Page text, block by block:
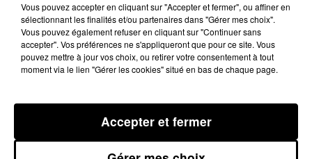
L'Association Moucherel œuvre à la préservation de
mai.
Frédéric Deschamps:
Vous pouvez accepter en cliquant sur "Accepter et fermer", ou affiner en
sélectionnant les finalités et/ou partenaires dans "Gérer mes choix".
Vous pouvez également refuser en cliquant sur "Continuer sans
accepter". Vos préférences ne s'appliqueront que pour ce site. Vous
pouvez mettre à jour vos choix, ou retirer votre consentement à tout
moment via le lien "Gérer les cookies" situé en bas de chaque page.
Accepter et fermer